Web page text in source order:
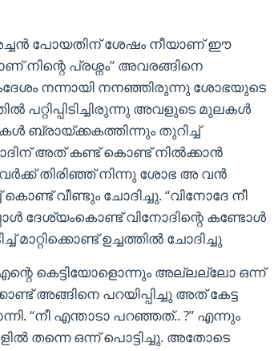
പോയതിന് ശേഷം നീയാണ് ഈ
നിന്റെ പ്രശ്നം” അവരങ്ങിനെ
നന്നായി നനഞ്ഞിരുന്നു ശോഭയുടെ
പറ്റിപ്പിടിച്ചിരുന്നു അവളുടെ മുലകൾ
ബ്രായ്ക്കകത്തിന്നും തുറിച്ച്
അത് കണ്ട് കൊണ്ട് നിൽക്കാൻ
തിരിഞ്ഞ് നിന്നു ശോഭ അ വൻ
കൊണ്ട് വീണ്ടും ചോദിച്ചു. “വിനോദേ നീ
ദേശ്യംകൊണ്ട് വിനോദിന്റെ കണ്ടോൾ
ഉച്ചത്തിൽ ചോദിച്ചു
എന്റെ കെട്ടിയോളൊന്നും അല്ലല്ലോ ഒന്ന്
അങ്ങിനെ പറയിപ്പിച്ചു അത് കേട്ട
“നീ എന്താടാ പറഞ്ഞത്.. ?” എന്നും
തന്നെ ഒന്ന് പൊട്ടിച്ചു. അതോടെ